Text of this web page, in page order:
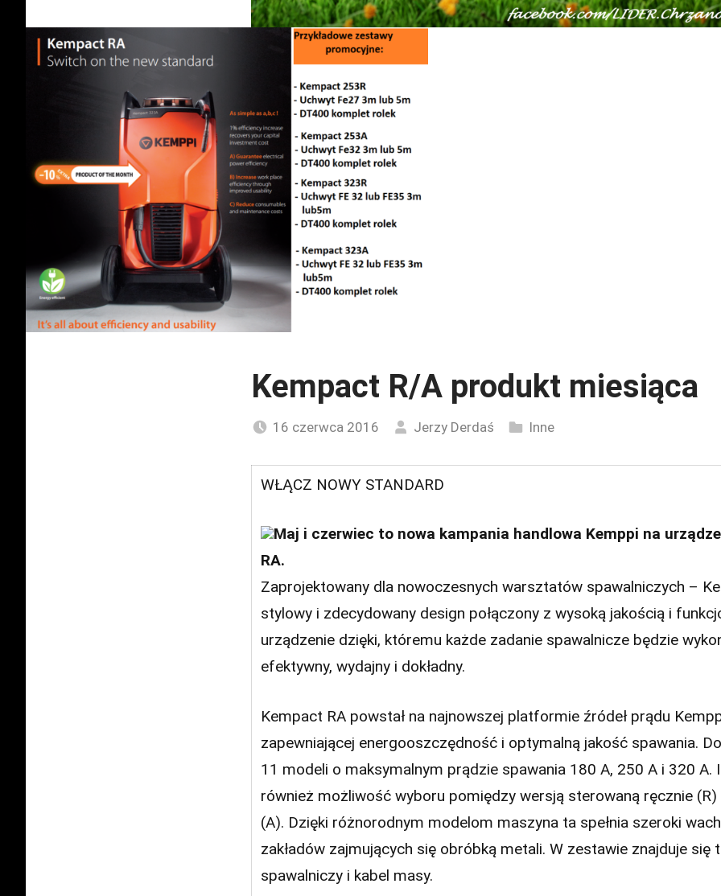
Kempact R/A produkt miesiąca
16 czerwca 2016 Jerzy Derdaś Inne
WŁĄCZ NOWY STANDARD
Maj i czerwiec to nowa kampania handlowa Kemppi na
RA.
Zaprojektowany dla nowoczesnych warsztatów spawalniczych –
stylowy i zdecydowany design połączony z wysoką jakością i
urządzenie dzięki, któremu każde zadanie spawalnicze będzie
efektywny, wydajny i dokładny.
Kempact RA powstał na najnowszej platformie źródeł prądu
zapewniającej energooszczędność i optymalną jakość spawania.
11 modeli o maksymalnym prądzie spawania 180 A, 250 A i 320 A.
również możliwość wyboru pomiędzy wersją sterowaną ręcznie
(A). Dzięki różnorodnym modelom maszyna ta spełnia szeroki
zakładów zajmujących się obróbką metali. W zestawie znajduje się
spawalniczy i kabel masy.